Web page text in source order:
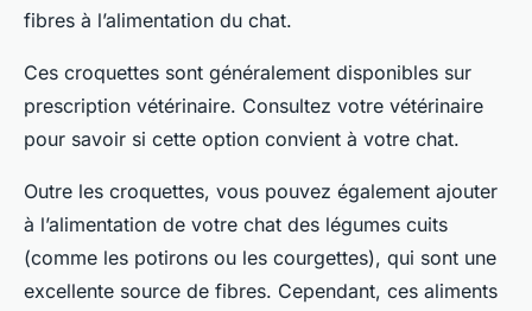
fibres à l’alimentation du chat.
Ces croquettes sont généralement disponibles sur
prescription vétérinaire. Consultez votre vétérinaire
pour savoir si cette option convient à votre chat.
Outre les croquettes, vous pouvez également ajouter
à l’alimentation de votre chat des légumes cuits
(comme les potirons ou les courgettes), qui sont une
excellente source de fibres. Cependant, ces aliments